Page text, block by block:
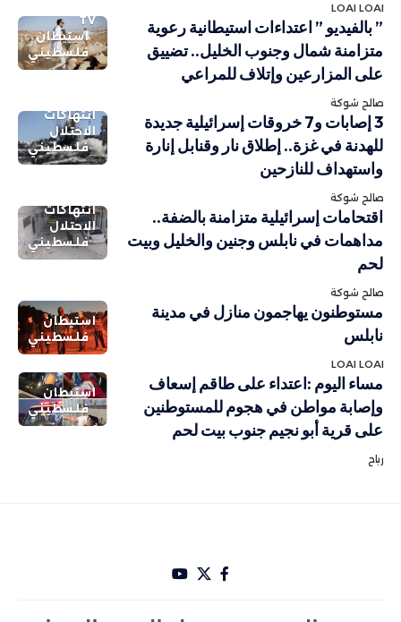
LOAI LOAI
TV
استيطان
فلسطيني
” بالفيديو ” اعتداءات استيطانية رعوية
متزامنة شمال وجنوب الخليل.. تضييق
على المزارعين وإتلاف للمراعي
صالح شوكة
انتهاكات
الاحتلال
فلسطيني
3 إصابات و7 خروقات إسرائيلية جديدة
للهدنة في غزة.. إطلاق نار وقنابل إنارة
واستهداف للنازحين
صالح شوكة
انتهاكات
الاحتلال
فلسطيني
اقتحامات إسرائيلية متزامنة بالضفة..
مداهمات في نابلس وجنين والخليل وبيت
لحم
صالح شوكة
استيطان
فلسطيني
مستوطنون يهاجمون منازل في مدينة
نابلس
LOAI LOAI
استيطان
فلسطيني
مساء اليوم :اعتداء على طاقم إسعاف
وإصابة مواطن في هجوم للمستوطنين
على قرية أبو نجيم جنوب بيت لحم
رباح